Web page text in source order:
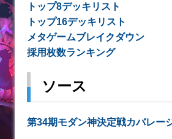
トップ8デッキリスト
トップ16デッキリスト
メタゲームブレイクダウン
採用枚数ランキング
ソース
第34期モダン神決定戦カバレー